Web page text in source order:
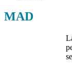
MAD